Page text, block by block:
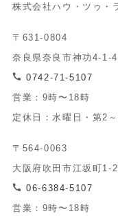
株式会社ハウ・ツゥ・
〒631-0804
奈良県奈良市神功4-1-4
0742-71-5107
営業：9時〜18時
定休日：水曜日・第2
〒564-0063
大阪府吹田市江坂町
06-6384-5107
営業：9時〜18時